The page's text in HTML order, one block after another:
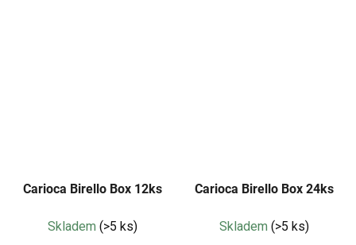
Carioca Birello Box 12ks
Skladem (>5 ks)
Carioca Birello Box 24ks
Skladem (>5 ks)